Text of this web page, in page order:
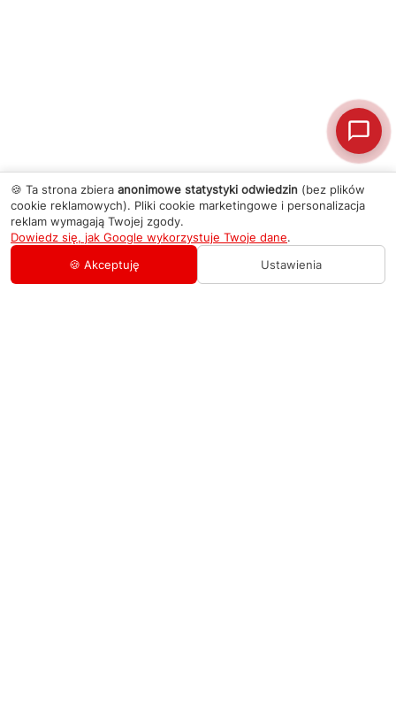
🍪 Ta strona zbiera anonimowe statystyki odwiedzin (bez plików
cookie reklamowych). Pliki cookie marketingowe i personalizacja
reklam wymagają Twojej zgody.
Dowiedz się, jak Google wykorzystuje Twoje dane.
🍪 Akceptuję
Ustawienia